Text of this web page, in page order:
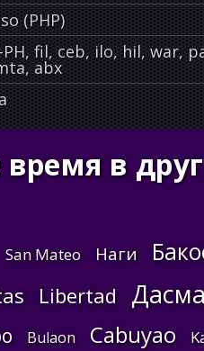
(PHP)
fil, ceb, ilo, hil, war,
abx
время в
San Mateo Наги
Libertad
Bulaon Cabuyao